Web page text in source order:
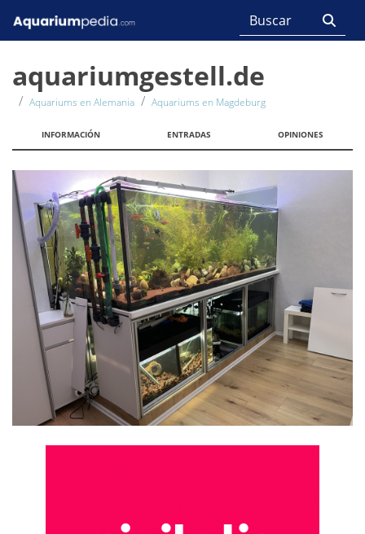
aquariumgestell.de
Aquariums en Alemania Aquariums en Magdeburg
INFORMACIÓN ENTRADAS OPINIONES